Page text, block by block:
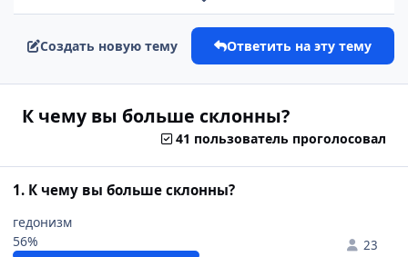
Создать новую тему Ответить на эту тему
К чему вы больше склонны?
41 пользователь проголосовал
1. К чему вы больше склонны?
гедонизм
56%
23